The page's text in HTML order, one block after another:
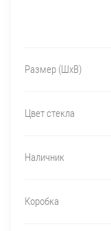
Размер (ШxВ)
Цвет стекла
Наличник
Коробка